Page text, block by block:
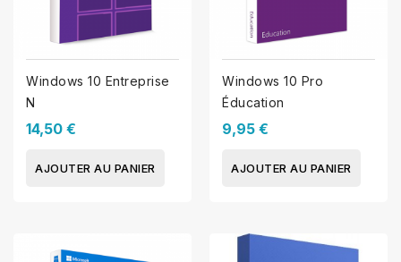
Windows 10 Entreprise
N
14,50 €
AJOUTER AU PANIER
Windows 10 Pro
Éducation
9,95 €
AJOUTER AU PANIER